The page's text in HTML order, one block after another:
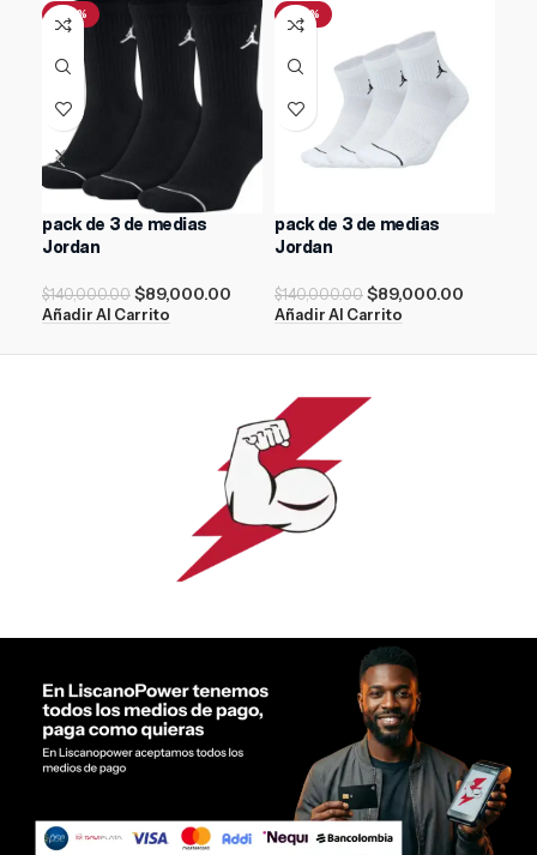
-36%
pack de 3 de medias
Jordan
$140,000.00 $89,000.00
Añadir Al Carrito
-36%
pack de 3 de medias
Jordan
$140,000.00 $89,000.00
Añadir Al Carrito